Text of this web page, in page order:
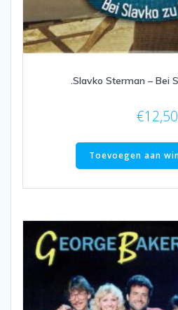
.Slavko Sterman – Bei
€12,50
Toevoegen aan